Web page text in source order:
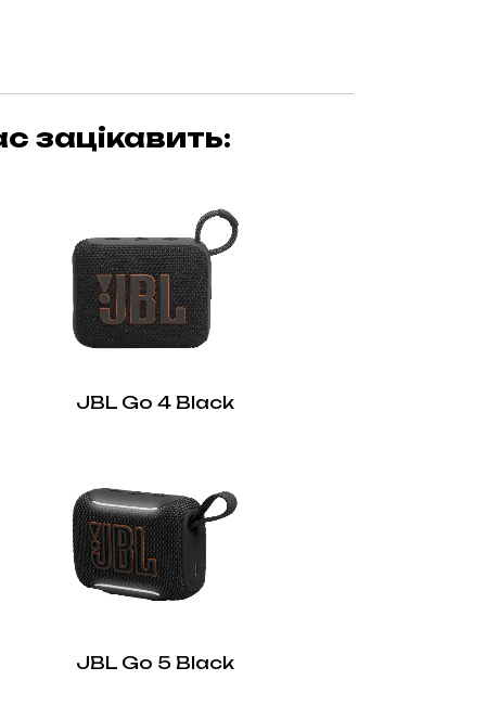
зацікавить:
JBL Go 4 Black
JBL Go 5 Black